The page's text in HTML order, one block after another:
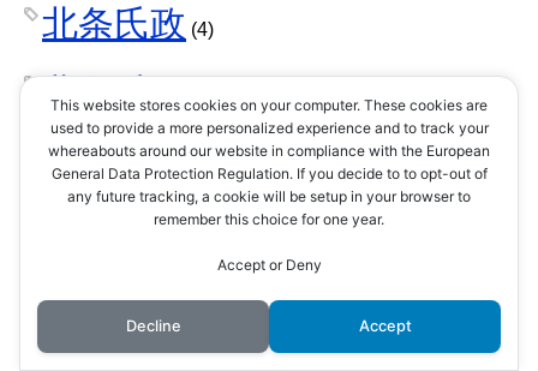
北条氏政 (4)
北条氏照 (3)
北条氏直(2)
北条氏綱
北条氏規(1)
This website stores cookies on your computer. These cookies are
used to provide a more personalized experience and to track your
whereabouts around our website in compliance with the European
General Data Protection Regulation. If you decide to to opt-out of
any future tracking, a cookie will be setup in your browser to
remember this choice for one year.
Accept or Deny
Decline Accept